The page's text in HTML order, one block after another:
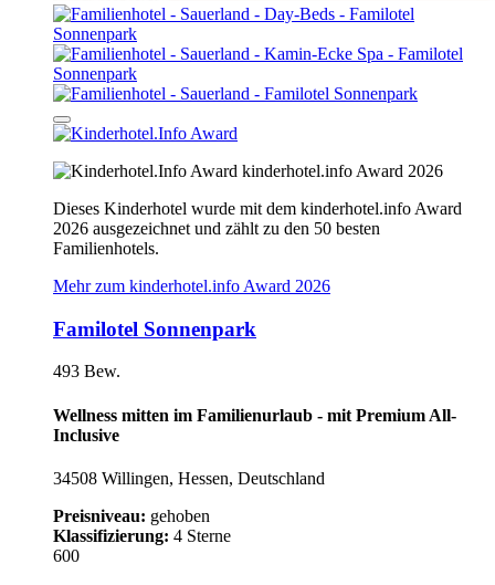
kinderhotel.info Award 2026
Dieses Kinderhotel wurde mit dem kinderhotel.info Award
2026 ausgezeichnet und zählt zu den 50 besten
Familienhotels.
Mehr zum kinderhotel.info Award 2026
Familotel Sonnenpark
493 Bew.
Wellness mitten im Familienurlaub - mit Premium All-
Inclusive
34508 Willingen, Hessen, Deutschland
Preisniveau: gehoben
Klassifizierung: 4 Sterne
600